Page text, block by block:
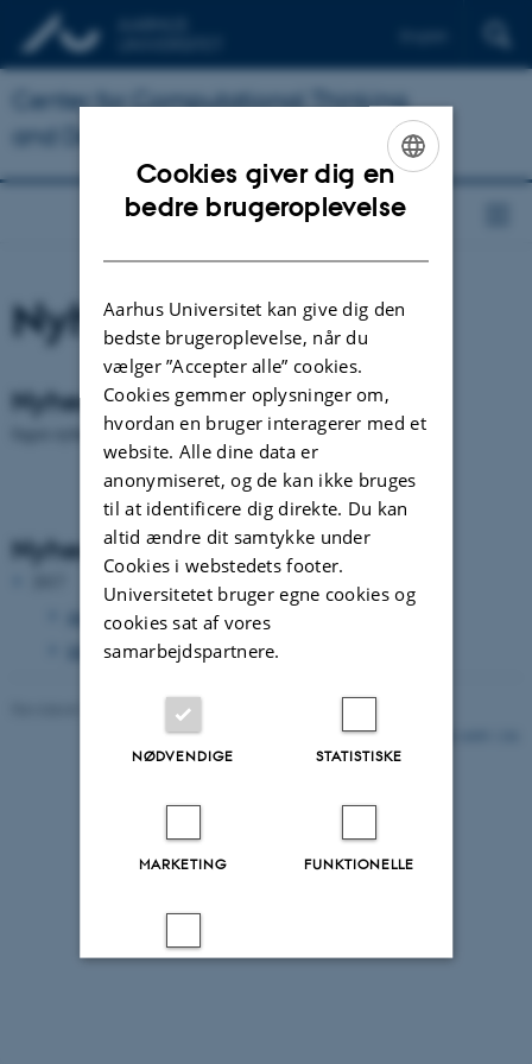
Center for Computational Thinking
and Design
Nyheder
Nyheder
Ingen nyheder fundet.
Nyheds Arkiv
december 2017 (1 post)
februar 2017(1 post)
Nick Nielsen
ENGLISH
Cookies giver dig en
bedre brugeroplevelse
Aarhus Universitet kan give dig den
bedste brugeroplevelse, når du
vælger ”Accepter alle” cookies.
Cookies gemmer oplysninger om,
hvordan en bruger interagerer med et
website. Alle dine data er
anonymiseret, og de kan ikke bruges
til at identificere dig direkte. Du kan
altid ændre dit samtykke under
Cookies i webstedets footer.
Universitetet bruger egne cookies og
cookies sat af vores
samarbejdspartnere.
NØDVENDIGE STATISTISKE
MARKETING FUNKTIONELLE